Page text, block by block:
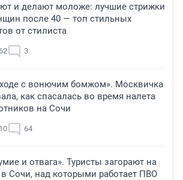
и делают моложе: лучшие стрижки
после 40 — топ стильных
от стилиста
3
с вонючим бомжом». Москвичка
как спасалась во время налета
на Сочи
64
и отвага». Туристы загорают на
Сочи, над которыми работает ПВО